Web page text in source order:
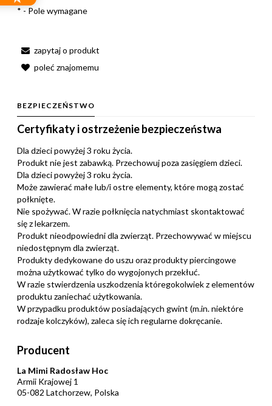
* - Pole wymagane
zapytaj o produkt
poleć znajomemu
BEZPIECZEŃSTWO
Certyfikaty i ostrzeżenie bezpieczeństwa
Dla dzieci powyżej 3 roku życia.
Produkt nie jest zabawką. Przechowuj poza zasięgiem dzieci.
Dla dzieci powyżej 3 roku życia.
Może zawierać małe lub/i ostre elementy, które mogą zostać
połknięte.
Nie spożywać. W razie połknięcia natychmiast skontaktować
się z lekarzem.
Produkt nieodpowiedni dla zwierząt. Przechowywać w miejscu
niedostępnym dla zwierząt.
Produkty dedykowane do uszu oraz produkty piercingowe
można użytkować tylko do wygojonych przekłuć.
W razie stwierdzenia uszkodzenia któregokolwiek z elementów
produktu zaniechać użytkowania.
W przypadku produktów posiadających gwint (m.in. niektóre
rodzaje kolczyków), zaleca się ich regularne dokręcanie.
Producent
La Mimi Radosław Hoc
Armii Krajowej 1
05-082 Latchorzew, Polska